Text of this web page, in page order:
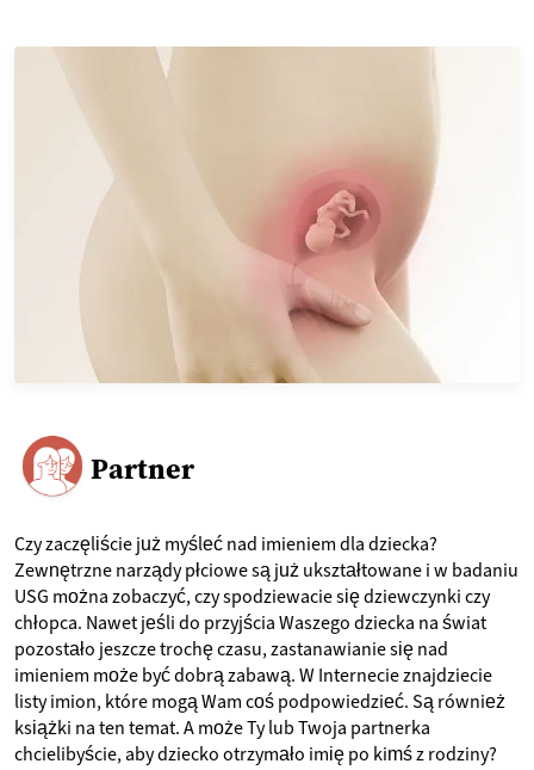
Partner
Czy zaczęliście już myśleć nad imieniem dla dziecka?
Zewnętrzne narządy płciowe są już ukształtowane i w badaniu
USG można zobaczyć, czy spodziewacie się dziewczynki czy
chłopca. Nawet jeśli do przyjścia Waszego dziecka na świat
pozostało jeszcze trochę czasu, zastanawianie się nad
imieniem może być dobrą zabawą. W Internecie znajdziecie
listy imion, które mogą Wam coś podpowiedzieć. Są również
książki na ten temat. A może Ty lub Twoja partnerka
chcielibyście, aby dziecko otrzymało imię po kimś z rodziny?